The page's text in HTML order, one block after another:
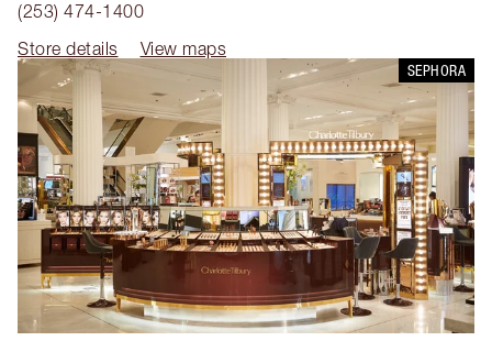
(253) 474-1400
Store details
View maps
SEPHORA